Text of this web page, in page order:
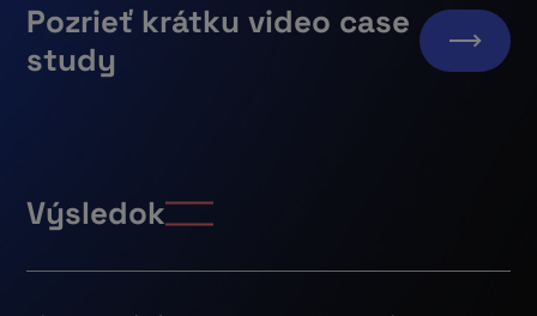
Pozrieť krátku video case
study
Výsledok